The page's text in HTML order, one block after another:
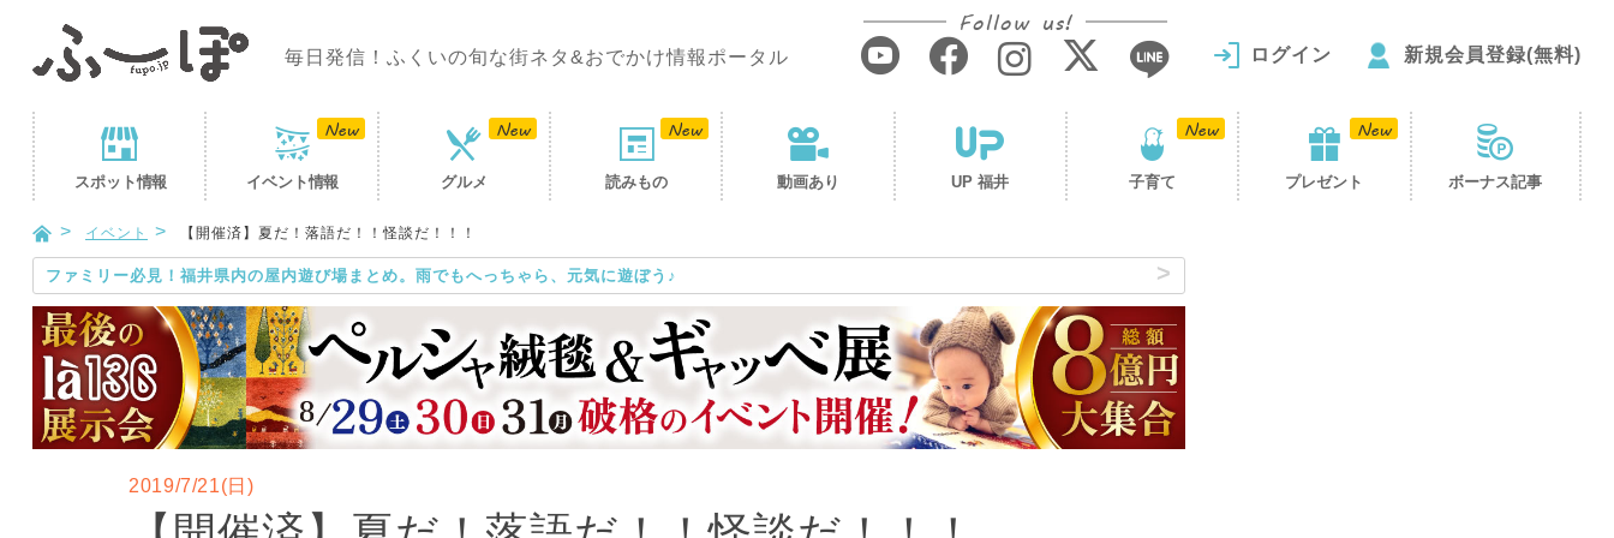
毎日発信！ふくいの旬な街ネタ&おでかけ情報ポータル
Follow us!
ログイン 新規会員登録(無料)
スポット情報 イベント情報 グルメ 読みもの 動画あり UP 福井 子育て プレゼント ボーナス記事
イベント 【開催済】夏だ！落語だ！！怪談だ！！！
ファミリー必見！福井県内の屋内遊び場まとめ。雨でもへっちゃら、元気に遊ぼう♪
2019/7/21(日)